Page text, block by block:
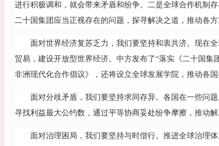
进行积极调和，就会带来矛盾和纷争。二是全球合作机制
二十国集团应当正视存在的问题，探寻解决之道，推动各
面对世界经济复苏乏力，我们要坚持和衷共济。现在
贸易，建设开放型世界经济。中方发布了“落实《二十国
非洲现代化合作倡议》，还将设立全球发展学院，推动各
面对分歧矛盾，我们要坚持求同存异。各国在一些问
寻找利益最大公约数，通过平等协商妥处纷争摩擦，推动
面对治理困局，我们要坚持与时偕行。推进全球治理